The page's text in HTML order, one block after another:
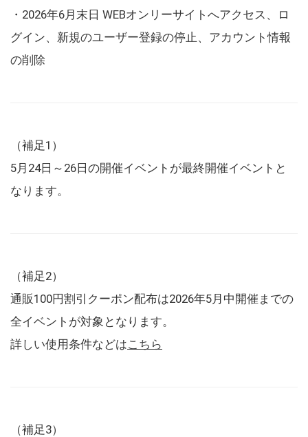
・2026年6月末日 WEBオンリーサイトへアクセス、ロ
グイン、新規のユーザー登録の停止、アカウント情報
の削除
（補足1）
5月24日～26日の開催イベントが最終開催イベントと
なります。
（補足2）
通販100円割引クーポン配布は2026年5月中開催までの
全イベントが対象となります。
詳しい使用条件などはこちら
（補足3）